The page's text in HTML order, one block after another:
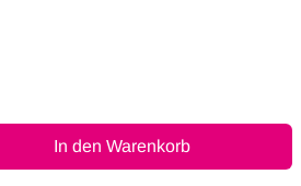
In den Warenkorb